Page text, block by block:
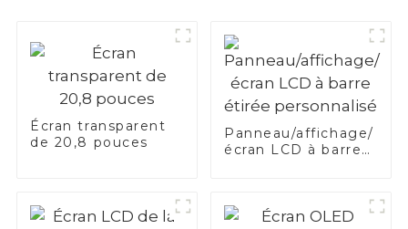
Écran transparent
de 20,8 pouces
Panneau/affichage/
écran LCD à barre